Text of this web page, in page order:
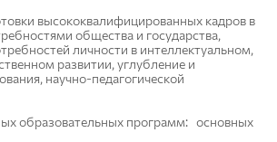
высококвалифицированных кадров в
общества и государства,
личности в интеллектуальном,
развитии, углубление и
научно-педагогической
образовательных программ: основных